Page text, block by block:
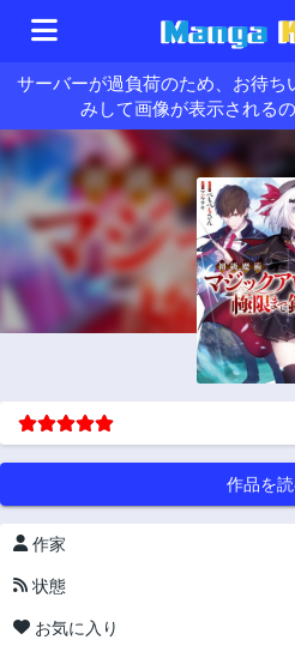
サーバーが過負荷のため、お待ち
みして画像が表示される
作品を
作家
状態
お気に入り